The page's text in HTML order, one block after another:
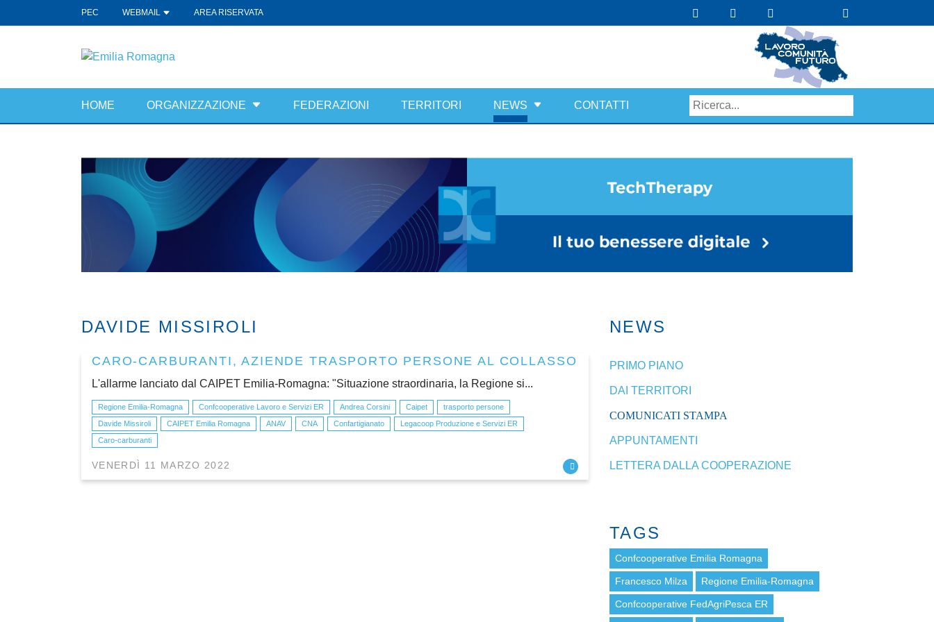
PEC WEBMAIL AREA RISERVATA
HOME ORGANIZZAZIONE FEDERAZIONI TERRITORI NEWS CONTATTI
DAVIDE MISSIROLI
CARO-CARBURANTI, AZIENDE TRASPORTO PERSONE AL COLLASSO
L'allarme lanciato dal CAIPET Emilia-Romagna: "Situazione straordinaria, la Regione si...
Regione Emilia-Romagna Confcooperative Lavoro e Servizi ER Andrea Corsini Caipet
trasporto persone
Davide Missiroli
CAIPET Emilia Romagna ANAV CNA Confartigianato
Legacoop Produzione e Servizi ER
Caro-carburanti
VENERDÌ 11 MARZO 2022
NEWS
PRIMO PIANO
DAI TERRITORI
COMUNICATI STAMPA
APPUNTAMENTI
LETTERA DALLA COOPERAZIONE
TAGS
Confcooperative Emilia Romagna
Francesco Milza Regione Emilia-Romagna
Confcooperative FedAgriPesca ER